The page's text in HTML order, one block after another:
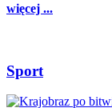
więcej ...
Sport